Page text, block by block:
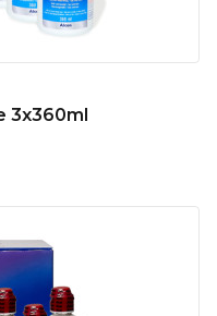
3x360ml